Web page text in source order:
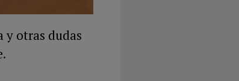
y otras dudas